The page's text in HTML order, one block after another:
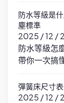
防水等級是
塵標準
2025 / 12 /
防水等級怎
帶你一次搞
彈簧床尺寸
2025 / 12 /